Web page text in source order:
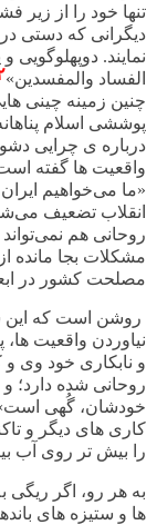
تنها خود را از زیر
دیگرانی که دستی در
نمایند. دوپهلوگویی
الفساد والمفسدین»
چنین زمینه چینی
پوششی اسلام
درباره ی چرایی
واقعیت ها گفته
«ما می‌خواهیم
انقلاب تضعیف
روحانی هم
مشکلات بجا مانده
مصلحت کشور در
روشن است که این
نیاوردن واقعیت
و نابکاری خود وی
روحانی شده دارد؛
خودشان، گُهی
کاری های دیگر و
را بیش تر روی آب
به هر رو، اگر
ها و ستیزه های